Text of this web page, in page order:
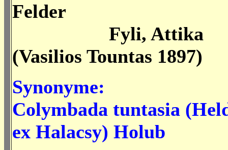
Felder
Fyli, Attika
(Vasilios Tountas 1897)
Synonyme:
Colymbada tuntasia
ex Halacsy) Holub